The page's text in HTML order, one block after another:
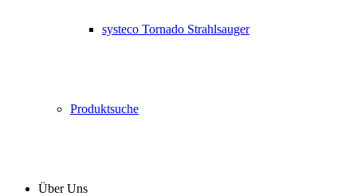
systeco Tornado Strahlsauger
Produktsuche
Über Uns